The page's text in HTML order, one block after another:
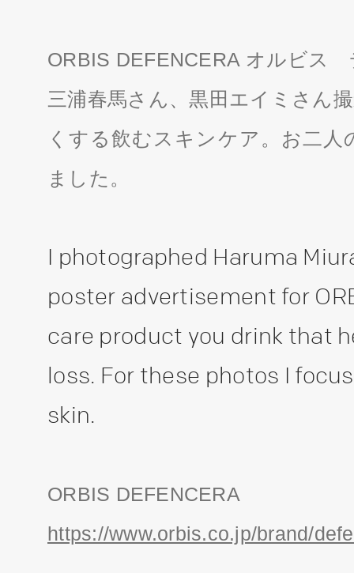
ORBIS DEFENCERA オルビ
三浦春馬さん、黒田エイミさん
くする飲むスキンケア。お二
ました。
I photographed Haruma
poster advertisement for
care product you drink that
loss. For these photos I
skin.
ORBIS DEFENCERA
https://www.orbis.co.jp/brand/